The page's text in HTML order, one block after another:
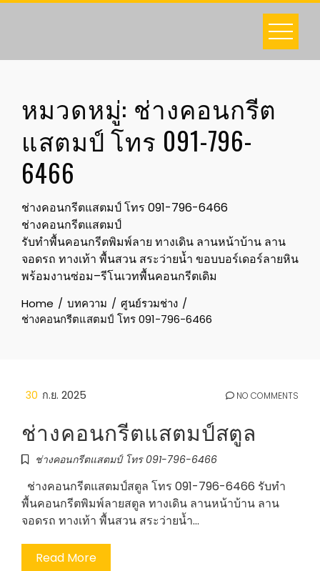
Skip
หมวดหมู่: ช่างคอนกรีต
แสตมป์ โทร 091-796-
6466
ช่างคอนกรีตแสตมป์ โทร 091-796-6466
ช่างคอนกรีตแสตมป์
รับทำพื้นคอนกรีตพิมพ์ลาย ทางเดิน ลานหน้าบ้าน ลาน
จอดรถ ทางเท้า พื้นสวน สระว่ายน้ำ ขอบบอร์เดอร์ลายหิน
พร้อมงานซ่อม–รีโนเวทพื้นคอนกรีตเดิม
Home บทความ
ศูนย์รวมช่าง
ช่างคอนกรีตแสตมป์ โทร 091-796-6466
30 ก.ย. 2025 NO COMMENTS
ช่างคอนกรีตแสตมป์สตูล
ช่างคอนกรีตแสตมป์ โทร 091-796-6466
ช่างคอนกรีตแสตมป์สตูล โทร 091-796-6466 รับทำ
พื้นคอนกรีตพิมพ์ลายสตูล ทางเดิน ลานหน้าบ้าน ลาน
จอดรถ ทางเท้า พื้นสวน สระว่ายน้ำ…
Read More